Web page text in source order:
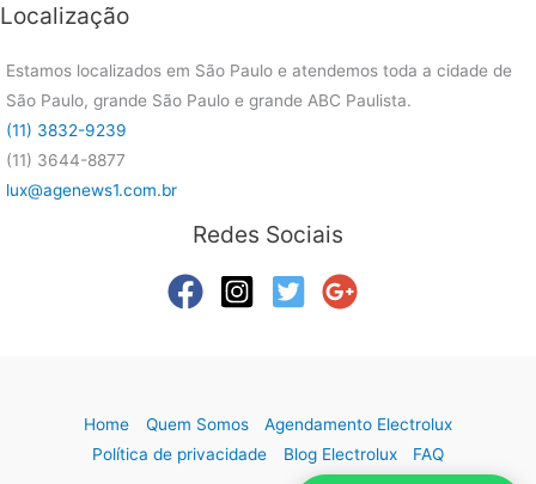
Localização
Estamos localizados em São Paulo e atendemos toda a cidade de
São Paulo, grande São Paulo e grande ABC Paulista.
(11) 3832-9239
(11) 3644-8877
lux@agenews1.com.br
Redes Sociais
Home Quem Somos
Agendamento Electrolux
Política de privacidade
Blog Electrolux FAQ